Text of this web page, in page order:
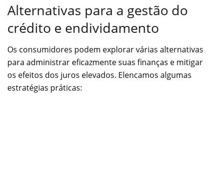
Alternativas para a gestão do
crédito e endividamento
Os consumidores podem explorar várias alternativas
para administrar eficazmente suas finanças e mitigar
os efeitos dos juros elevados. Elencamos algumas
estratégias práticas: